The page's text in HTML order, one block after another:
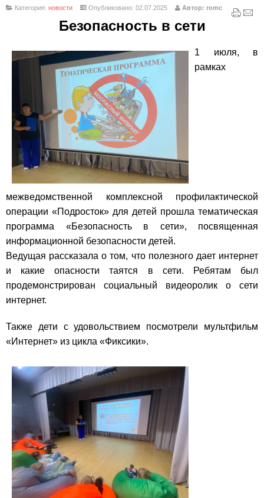
Категория: новости Опубликовано: 02.07.2025 Автор: romc
Безопасность в сети
1 июля, в
рамках
межведомственной комплексной профилактической
операции «Подросток» для детей прошла тематическая
программа «Безопасность в сети», посвященная
информационной безопасности детей.
Ведущая рассказала о том, что полезного дает интернет
и какие опасности таятся в сети. Ребятам был
продемонстрирован социальный видеоролик о сети
интернет.
Также дети с удовольствием посмотрели мультфильм
«Интернет» из цикла «Фиксики».